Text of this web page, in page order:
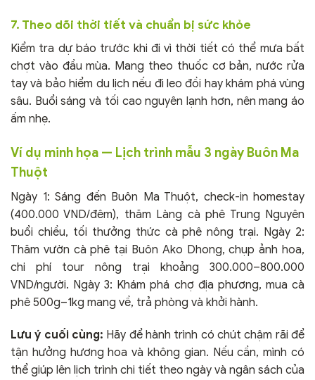
7. Theo dõi thời tiết và chuẩn bị sức khỏe
Kiểm tra dự báo trước khi đi vì thời tiết có thể mưa bất
chợt vào đầu mùa. Mang theo thuốc cơ bản, nước rửa
tay và bảo hiểm du lịch nếu đi leo đồi hay khám phá vùng
sâu. Buổi sáng và tối cao nguyên lạnh hơn, nên mang áo
ấm nhẹ.
Ví dụ minh họa — Lịch trình mẫu 3 ngày Buôn Ma
Thuột
Ngày 1: Sáng đến Buôn Ma Thuột, check-in homestay
(400.000 VND/đêm), thăm Làng cà phê Trung Nguyên
buổi chiều, tối thưởng thức cà phê nông trại. Ngày 2:
Thăm vườn cà phê tại Buôn Ako Dhong, chụp ảnh hoa,
chi phí tour nông trại khoảng 300.000–800.000
VND/người. Ngày 3: Khám phá chợ địa phương, mua cà
phê 500g–1kg mang về, trả phòng và khởi hành.
Lưu ý cuối cùng: Hãy để hành trình có chút chậm rãi để
tận hưởng hương hoa và không gian. Nếu cần, mình có
thể giúp lên lịch trình chi tiết theo ngày và ngân sách của